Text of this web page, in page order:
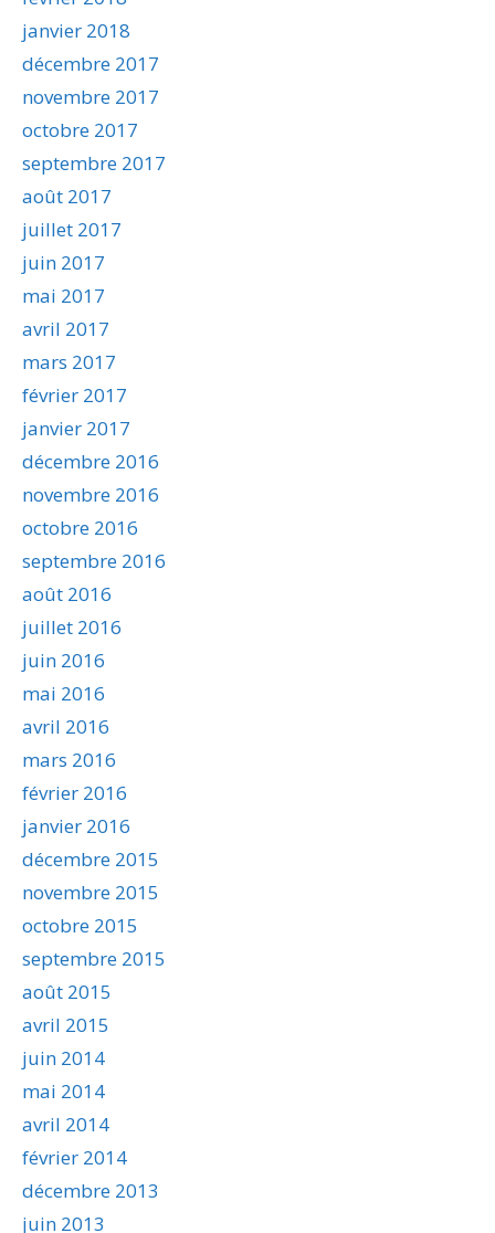
janvier 2018
décembre 2017
novembre 2017
octobre 2017
septembre 2017
août 2017
juillet 2017
juin 2017
mai 2017
avril 2017
mars 2017
février 2017
janvier 2017
décembre 2016
novembre 2016
octobre 2016
septembre 2016
août 2016
juillet 2016
juin 2016
mai 2016
avril 2016
mars 2016
février 2016
janvier 2016
décembre 2015
novembre 2015
octobre 2015
septembre 2015
août 2015
avril 2015
juin 2014
mai 2014
avril 2014
février 2014
décembre 2013
juin 2013